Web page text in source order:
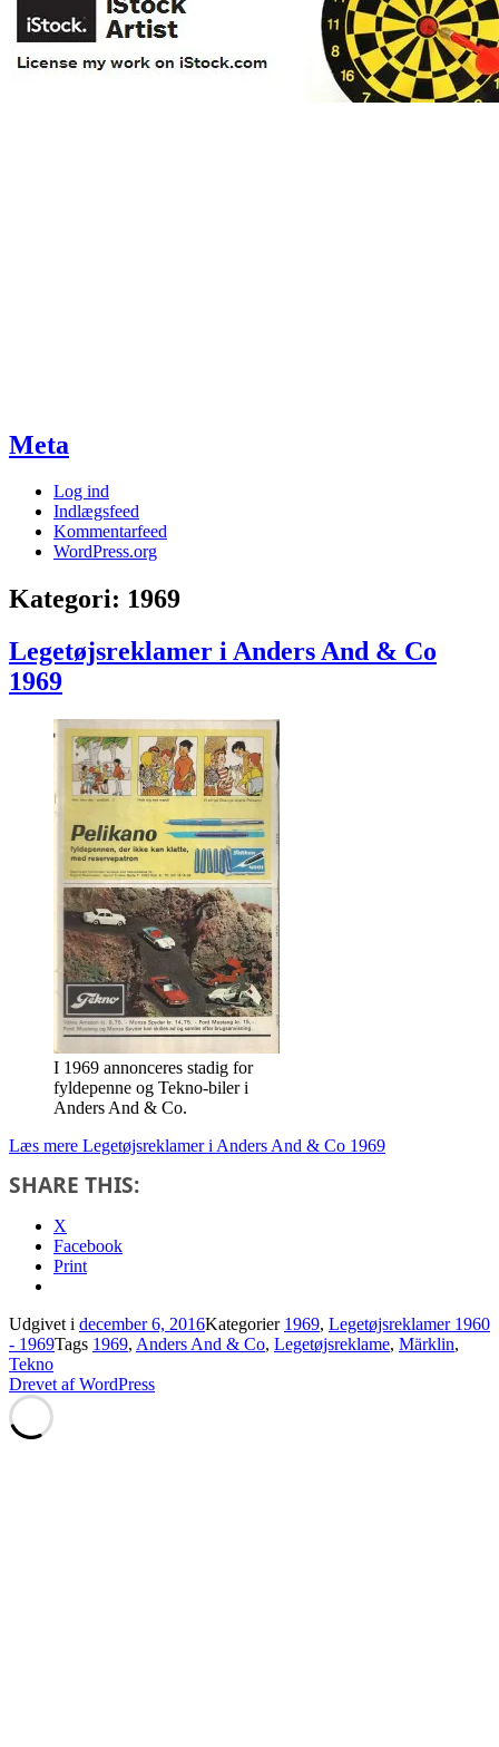
Meta
Log ind
Indlægsfeed
Kommentarfeed
WordPress.org
Kategori: 1969
Legetøjsreklamer i Anders And & Co
1969
I 1969 annonceres stadig for
fyldepenne og Tekno-biler i
Anders And & Co.
Læs mere Legetøjsreklamer i Anders And & Co 1969
SHARE THIS:
X
Facebook
Print
Udgivet i december 6, 2016Kategorier 1969, Legetøjsreklamer 1960
- 1969Tags 1969, Anders And & Co, Legetøjsreklame, Märklin,
Tekno
Drevet af WordPress